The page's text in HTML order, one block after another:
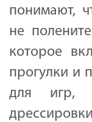
понимают,
не
которое
прогулки и
для игр,